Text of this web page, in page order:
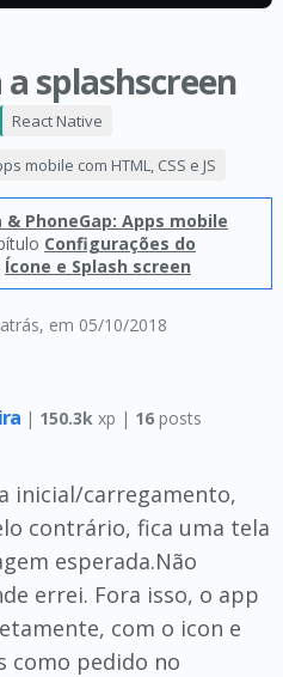
splashscreen
, em 05/10/2018
React Native
mobile com HTML, CSS e JS
& PhoneGap: Apps mobile
Configurações do
Ícone e Splash screen
| 150.3k xp | 16 posts
inicial/carregamento,
contrário, fica uma tela
esperada.Não
errei. Fora isso, o app
com o icon e
como pedido no